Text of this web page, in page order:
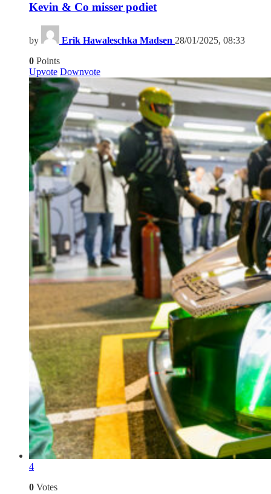
Kevin & Co misser podiet
by Erik Hawaleschka Madsen 28/01/2025, 08:33
0 Points
Upvote Downvote
4
0 Votes